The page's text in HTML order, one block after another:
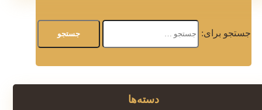
جستجو برای:
دسته‌ها